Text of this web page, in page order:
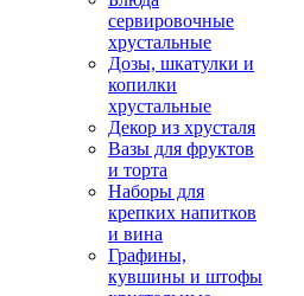
сервировочные
хрустальные
Дозы, шкатулки и
копилки
хрустальные
Декор из хрусталя
Вазы для фруктов
и торта
Наборы для
крепких напитков
и вина
Графины,
кувшины и штофы